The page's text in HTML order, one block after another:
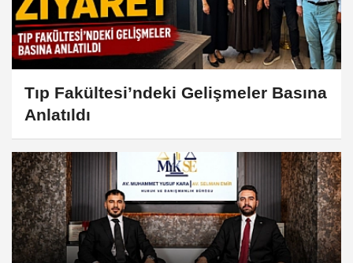
Tıp Fakültesi’ndeki Gelişmeler Basına
Anlatıldı